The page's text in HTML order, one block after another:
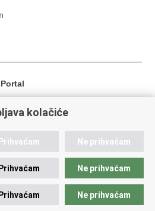
Zagreb
kolačiće
Ne prihvaćam
Ne prihvaćam
Ne prihvaćam